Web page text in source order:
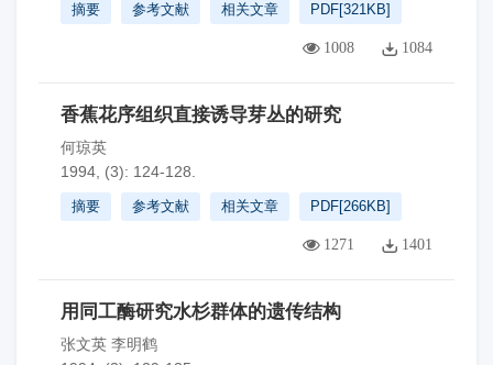
摘要 参考文献 相关文章 PDF[321KB]
1008 1084
香蕉花序组织直接诱导芽丛的研究
何琼英
1994, (3): 124-128.
摘要 参考文献 相关文章 PDF[266KB]
1271 1401
用同工酶研究水杉群体的遗传结构
张文英 李明鹤